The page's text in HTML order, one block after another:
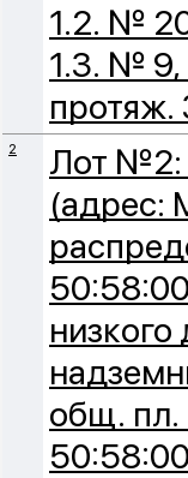
1.2. №
1.3. №
протяж.
2
Лот №2:
(адрес:
общ. пл.